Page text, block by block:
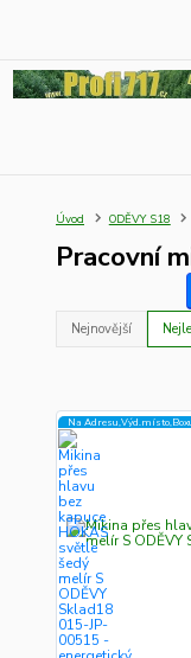
Úvod ODĚVY S18
Pracovní
Nejnovější
Na